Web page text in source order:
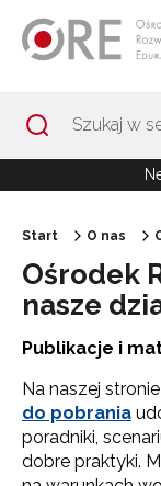
Start O nas
Ośrodek
nasze
Publikacje i
Na naszej
do pobrania
poradniki,
dobre praktyki.